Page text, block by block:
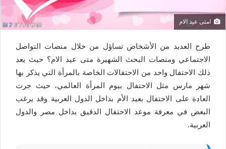
امتى عيد الام
طرح العديد من الأشخاص تساؤل من خلال منصات التواصل
الاجتماعي ومنصات البحث الشهيرة متى عيد الام؟ حيث يعد
ذلك الاحتفال واحد من الاحتفالات الخاصة بالمرأة التي يذكر بها
شهر مارس مثل الاحتفال بيوم المرأة العالمي، حيث جرت
العادة على الاحتفال بعيد الأم بداخل الدول العربية وقد يرغب
البعض في معرفة موعد الاحتفال الدقيق بداخل مصر والدول
العربية.